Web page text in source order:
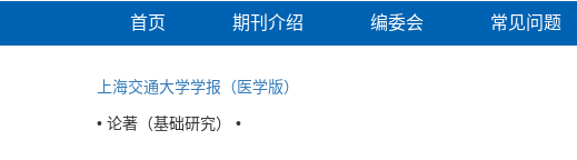
首页 期刊介绍 编委会 常见问题
上海交通大学学报（医学版）
• 论著（基础研究） •